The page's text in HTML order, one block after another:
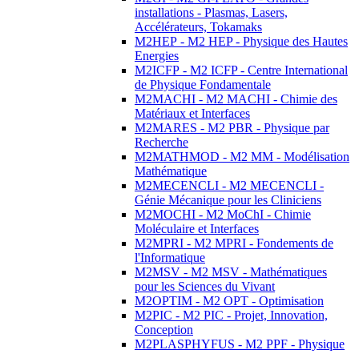
installations - Plasmas, Lasers,
Accélérateurs, Tokamaks
M2HEP - M2 HEP - Physique des Hautes
Energies
M2ICFP - M2 ICFP - Centre International
de Physique Fondamentale
M2MACHI - M2 MACHI - Chimie des
Matériaux et Interfaces
M2MARES - M2 PBR - Physique par
Recherche
M2MATHMOD - M2 MM - Modélisation
Mathématique
M2MECENCLI - M2 MECENCLI -
Génie Mécanique pour les Cliniciens
M2MOCHI - M2 MoChI - Chimie
Moléculaire et Interfaces
M2MPRI - M2 MPRI - Fondements de
l'Informatique
M2MSV - M2 MSV - Mathématiques
pour les Sciences du Vivant
M2OPTIM - M2 OPT - Optimisation
M2PIC - M2 PIC - Projet, Innovation,
Conception
M2PLASPHYFUS - M2 PPF - Physique